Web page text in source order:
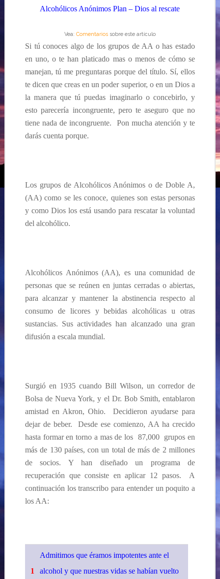
Alcohólicos AnónimosPlan – Dios al rescate
Vea: Comentariossobre este artículo
Si tú conoces algo de los grupos de AA o has estado
en uno, o te han platicado mas o menos de cómo se
manejan, tú me preguntaras porque del título. Sí, ellos
te dicen que creas en un poder superior, o en un Dios a
la manera que tú puedas imaginarlo o concebirlo, y
esto parecería incongruente, pero te aseguro que no
tiene nada de incongruente. Pon mucha atención y te
darás cuenta porque.
Los grupos de Alcohólicos Anónimos o de Doble A,
(AA) como se les conoce, quienes son estas personas
y como Dios los está usando para rescatar la voluntad
del alcohólico.
Alcohólicos Anónimos (AA), es una comunidad de
personas que se reúnen en juntas cerradas o abiertas,
para alcanzar y mantener la abstinencia respecto al
consumo de licores y bebidas alcohólicas u otras
sustancias. Sus actividades han alcanzado una gran
difusión a escala mundial.
Surgió en 1935 cuando Bill Wilson, un corredor de
Bolsa de Nueva York, y el Dr. Bob Smith, entablaron
amistad en Akron, Ohio. Decidieron ayudarse para
dejar de beber. Desde ese comienzo, AA ha crecido
hasta formar en torno a mas de los 87,000 grupos en
más de 130 países, con un total de más de 2 millones
de socios. Y han diseñado un programa de
recuperación que consiste en aplicar 12 pasos. A
continuación los transcribo para entender un poquito a
los AA:
1
Admitimos que éramos impotentes ante el
alcohol y que nuestras vidas se habían vuelto